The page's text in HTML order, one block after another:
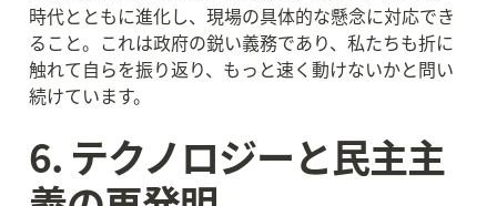
時代とともに進化し、現場の具体的な懸念に対応でき
ること。これは政府の鋭い義務であり、私たちも折に
触れて自らを振り返り、もっと速く動けないかと問い
続けています。
6. テクノロジーと民主主